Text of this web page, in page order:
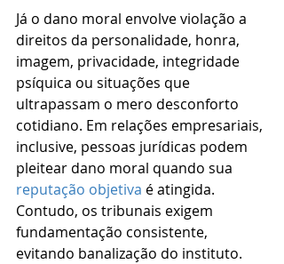
Já o dano moral envolve violação a
direitos da personalidade, honra,
imagem, privacidade, integridade
psíquica ou situações que
ultrapassam o mero desconforto
cotidiano. Em relações empresariais,
inclusive, pessoas jurídicas podem
pleitear dano moral quando sua
reputação objetiva é atingida.
Contudo, os tribunais exigem
fundamentação consistente,
evitando banalização do instituto.